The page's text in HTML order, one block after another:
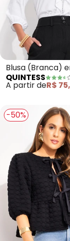
Blusa (Branca)
Viscose Plana
QUINTESS
A partir deR$
-50%